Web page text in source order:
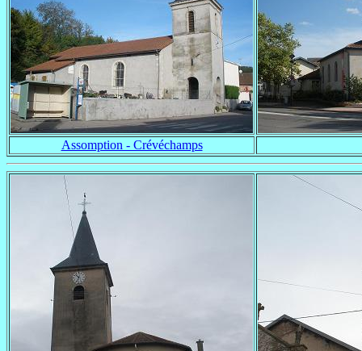
Assomption - Crévéchamps